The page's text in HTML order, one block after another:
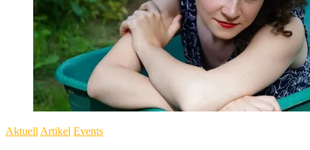
Aktuell Artikel Events